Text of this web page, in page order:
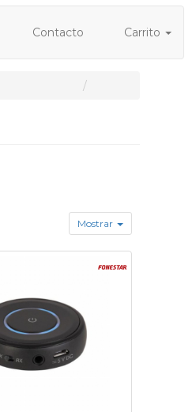
Contacto Carrito
Mostrar